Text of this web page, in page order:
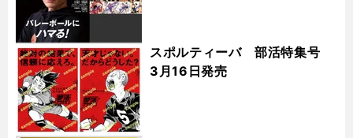
スポルティーバ 部活特集号
3月16日発売